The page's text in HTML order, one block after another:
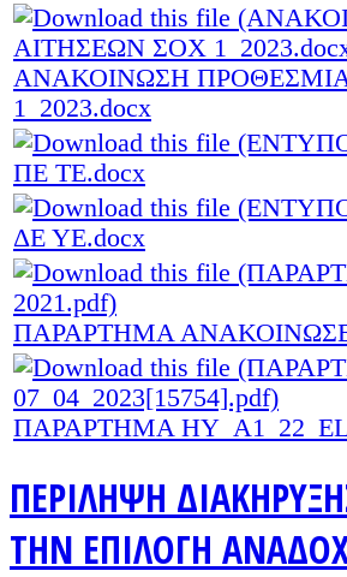
ΑΝΑΚΟΙΝΩΣΗ
1_2023.docx
ΠΕ ΤΕ.docx
ΔΕ ΥΕ.docx
ΠΑΡΑΡΤΗΜΑ
ΠΑΡΑΡΤΗΜΑ
ΠΕΡΙΛΗΨΗ
ΤΗΝ ΕΠΙΛΟΓΗ